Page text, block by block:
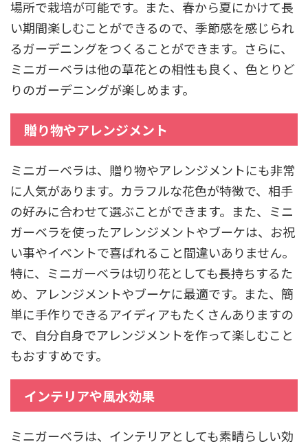
場所で栽培が可能です。また、春から夏にかけて長
い期間楽しむことができるので、季節感を感じられ
るガーデニングをつくることができます。さらに、
ミニガーベラは他の草花との相性も良く、色とりど
りのガーデニングが楽しめます。
贈り物やアレンジメント
ミニガーベラは、贈り物やアレンジメントにも非常
に人気があります。カラフルな花色が特徴で、相手
の好みに合わせて選ぶことができます。また、ミニ
ガーベラを使ったアレンジメントやブーケは、お祝
い事やイベントで喜ばれること間違いありません。
特に、ミニガーベラは切り花としても長持ちするた
め、アレンジメントやブーケに最適です。また、簡
単に手作りできるアイディアもたくさんありますの
で、自分自身でアレンジメントを作って楽しむこと
もおすすめです。
インテリアや風水効果
ミニガーベラは、インテリアとしても素晴らしい効